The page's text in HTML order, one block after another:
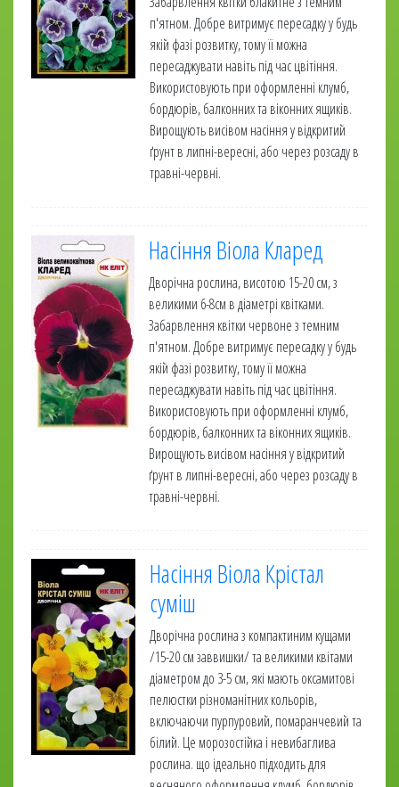
п'ятном. Добре витримує пересадку у будь
якій фазі розвитку, тому її можна
пересаджувати навіть під час цвітіння.
Використовують при оформленні клумб,
бордюрів, балконних та віконних ящиків.
Вирощують висівом насіння у відкритий
ґрунт в липні-вересні, або через розсаду в
травні-червні.
Насіння Віола Кларед
Дворічна рослина, висотою 15-20 см, з
великими 6-8см в діаметрі квітками.
Забарвлення квітки червоне з темним
п'ятном. Добре витримує пересадку у будь
якій фазі розвитку, тому її можна
пересаджувати навіть під час цвітіння.
Використовують при оформленні клумб,
бордюрів, балконних та віконних ящиків.
Вирощують висівом насіння у відкритий
ґрунт в липні-вересні, або через розсаду в
травні-червні.
Насіння Віола Крістал
суміш
Дворічна рослина з компактиним кущами
/15-20 см заввишки/ та великими квітами
діаметром до 3-5 см, які мають оксамитові
пелюстки різноманітних кольорів,
включаючи пурпуровий, помаранчевий та
білий. Це морозостійка і невибаглива
рослина. що ідеально підходить для